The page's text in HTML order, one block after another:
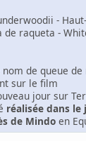
-
raqueta -
de queue
sur le film
jour sur
réalisée dans
de Mindo en